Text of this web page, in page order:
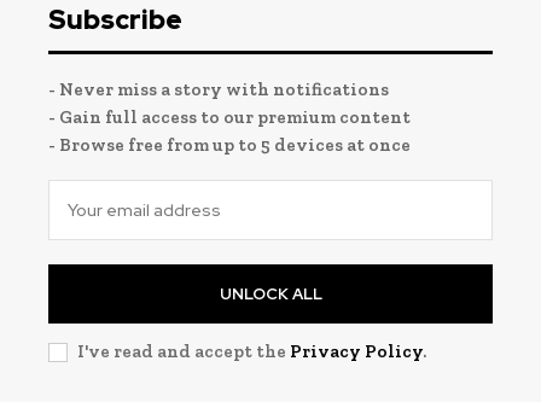
Subscribe
- Never miss a story with notifications
- Gain full access to our premium content
- Browse free from up to 5 devices at once
UNLOCK ALL
I've read and accept the Privacy Policy.